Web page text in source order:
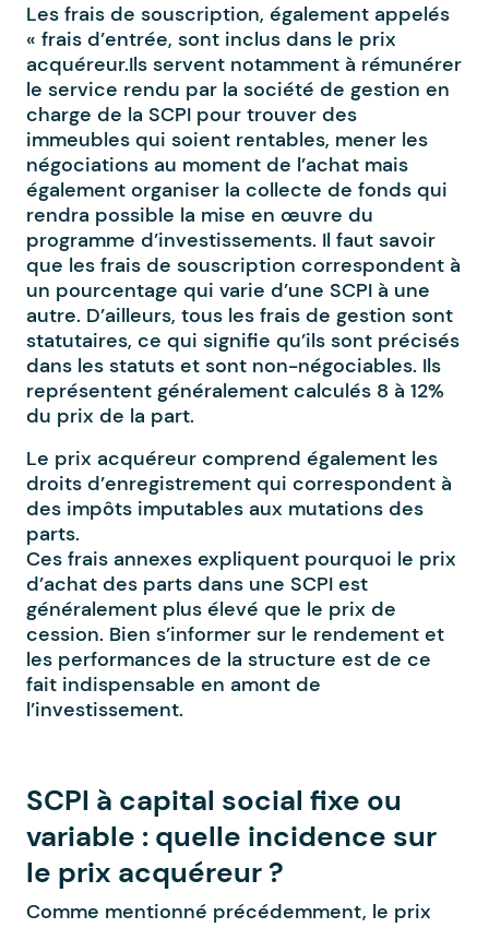
Les frais de souscription, également appelés
« frais d’entrée, sont inclus dans le prix
acquéreur.Ils servent notamment à rémunérer
le service rendu par la société de gestion en
charge de la SCPI pour trouver des
immeubles qui soient rentables, mener les
négociations au moment de l’achat mais
également organiser la collecte de fonds qui
rendra possible la mise en œuvre du
programme d’investissements. Il faut savoir
que les frais de souscription correspondent à
un pourcentage qui varie d’une SCPI à une
autre. D’ailleurs, tous les frais de gestion sont
statutaires, ce qui signifie qu’ils sont précisés
dans les statuts et sont non-négociables. Ils
représentent généralement calculés 8 à 12%
du prix de la part.
Le prix acquéreur comprend également les
droits d’enregistrement qui correspondent à
des impôts imputables aux mutations des
parts.
Ces frais annexes expliquent pourquoi le prix
d’achat des parts dans une SCPI est
généralement plus élevé que le prix de
cession. Bien s’informer sur le rendement et
les performances de la structure est de ce
fait indispensable en amont de
l’investissement.
SCPI à capital social fixe ou
variable : quelle incidence sur
le prix acquéreur ?
Comme mentionné précédemment, le prix